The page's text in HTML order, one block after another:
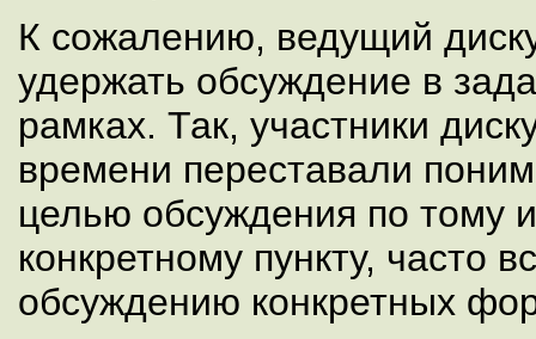
К сожалению, ведущий
удержать обсуждение в
рамках. Так, участники
времени переставали
целью обсуждения по тому
конкретному пункту, часто
обсуждению конкретных